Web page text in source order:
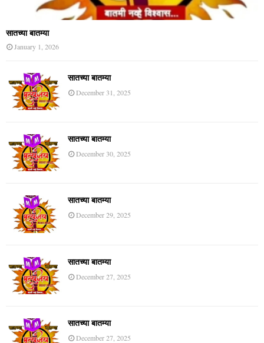
सातच्या बातम्या
January 1, 2026
सातच्या बातम्या
December 31, 2025
सातच्या बातम्या
December 30, 2025
सातच्या बातम्या
December 29, 2025
सातच्या बातम्या
December 27, 2025
सातच्या बातम्या
December 27, 2025